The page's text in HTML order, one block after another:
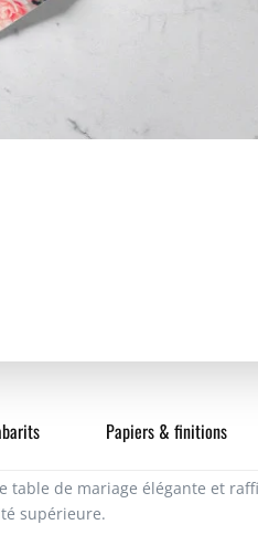
Papiers & finitions
table de mariage élégante et
supérieure.